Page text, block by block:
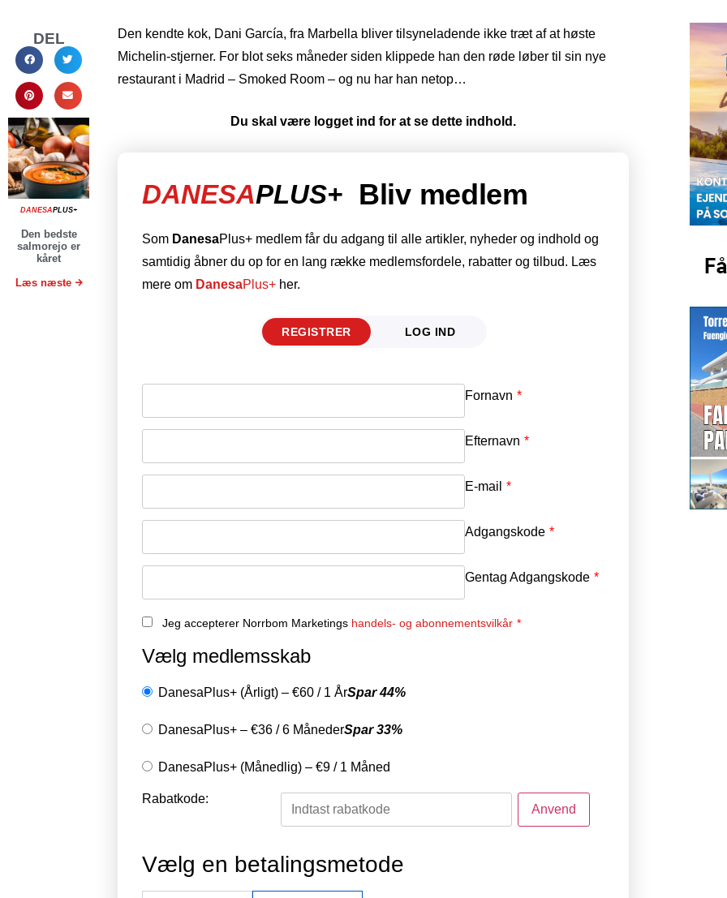
DEL
DANESAPLUS+
Den bedste
salmorejo er
kåret
Læs næste
Den kendte kok, Dani García, fra Marbella bliver tilsyneladende ikke træt af at høste
Michelin-stjerner. For blot seks måneder siden klippede han den røde løber til sin nye
restaurant i Madrid – Smoked Room – og nu har han netop…
Du skal være logget ind for at se dette indhold.
DANESAPLUS+ Bliv medlem
Som DanesaPlus+ medlem får du adgang til alle artikler, nyheder og indhold og
samtidig åbner du op for en lang række medlemsfordele, rabatter og tilbud. Læs
mere om DanesaPlus+ her.
REGISTRER LOG IND
Fornavn *
Efternavn *
E-mail *
Adgangskode *
Gentag Adgangskode *
Jeg accepterer Norrbom Marketings handels- og abonnementsvilkår *
Vælg medlemsskab
DanesaPlus+ (Årligt) – €60 / 1 ÅrSpar 44%
DanesaPlus+ – €36 /6 MånederSpar 33%
DanesaPlus+ (Månedlig) – €9 / 1 Måned
Rabatkode:
Vælg en betalingsmetode
E-mail
Adgangskode